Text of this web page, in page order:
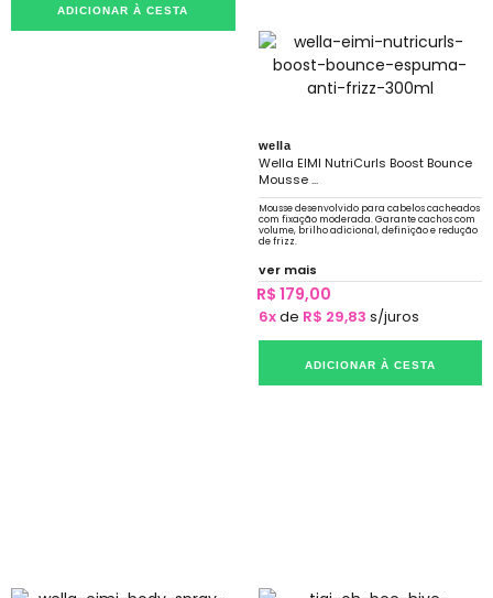
ADICIONAR À CESTA
wella
Wella EIMI NutriCurls Boost Bounce
Mousse ...
Mousse desenvolvido para cabelos cacheados
com fixação moderada. Garante cachos com
volume, brilho adicional, definição e redução
de frizz.
ver mais
R$ 179,00
6xde R$ 29,83 s/juros
ADICIONAR À CESTA